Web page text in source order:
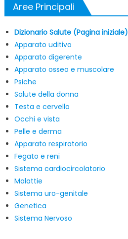
Aree Principali
Dizionario Salute (Pagina iniziale)
Apparato uditivo
Apparato digerente
Apparato osseo e muscolare
Psiche
Salute della donna
Testa e cervello
Occhi e vista
Pelle e derma
Apparato respiratorio
Fegato e reni
Sistema cardiocircolatorio
Malattie
Sistema uro-genitale
Genetica
Sistema Nervoso